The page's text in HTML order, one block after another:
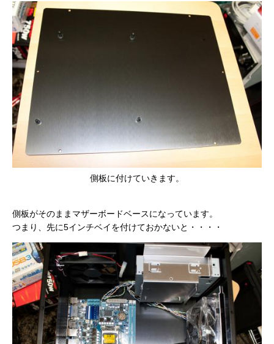
側板に付けていきます。
側板がそのままマザーボードベースになっています。
つまり、先に5インチベイを付けておかないと・・・・